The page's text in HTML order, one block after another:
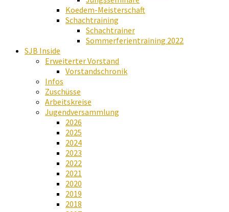
Koedem-Meisterschaft
Schachtraining
Schachtrainer
Sommerferientraining 2022
SJB Inside
Erweiterter Vorstand
Vorstandschronik
Infos
Zuschüsse
Arbeitskreise
Jugendversammlung
2026
2025
2024
2023
2022
2021
2020
2019
2018